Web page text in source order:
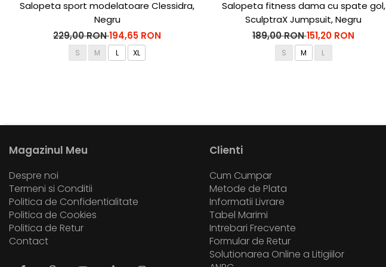
Salopeta sport modelatoare Clessidra,
Negru
229,00 RON194,65 RON
S M L XL
Salopeta fitness dama cu spate gol,
SculptraX Jumpsuit, Negru
189,00 RON151,20 RON
S M L
Magazinul Meu
Despre noi
Termeni si Conditii
Politica de Confidentialitate
Politica de Cookies
Politica de Retur
Contact
Clienti
Cum Cumpar
Metode de Plata
Informatii Livrare
Tabel Marimi
Intrebari Frecvente
Formular de Retur
Solutionarea Online a Litigiilor